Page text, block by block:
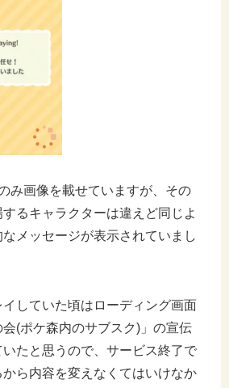
み画像を載せていますが、その
るキャラクターは違えど同じよ
メッセージが表示されていまし
していた頃はローディング画面
(ポケ森内のサブスク)」の宣伝
たと思うので、サービス終了で
ら内容を変えなくてはいけなか